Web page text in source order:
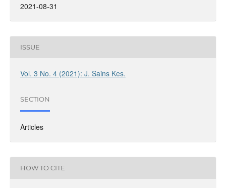
2021-08-31
ISSUE
Vol. 3 No. 4 (2021): J. Sains Kes.
SECTION
Articles
HOW TO CITE